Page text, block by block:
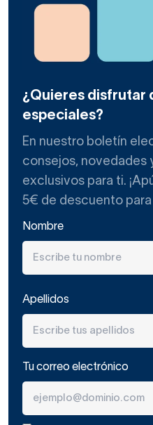
¿Quieres disfrutar
especiales?
En nuestro boletín
consejos, novedades
exclusivos para ti.
5€ de descuento para
Nombre
Apellidos
Tu correo electrónico